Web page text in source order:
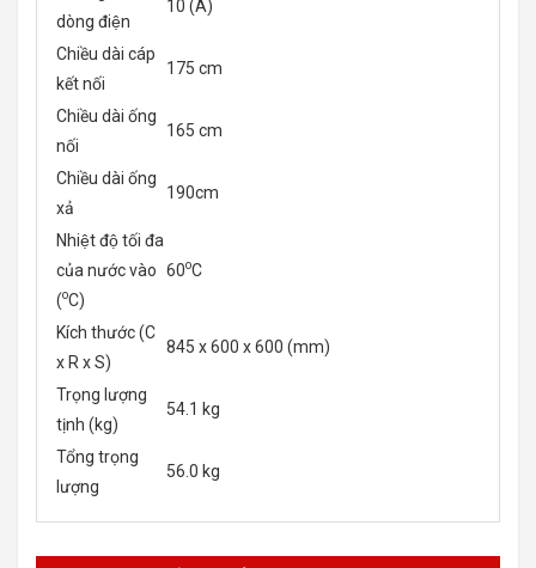
dòng điện
10 (A)
Chiều dài cáp
kết nối
175 cm
Chiều dài ống
nối
165 cm
Chiều dài ống
xả
190cm
Nhiệt độ tối đa
của nước vào
(oC)
60oC
Kích thước (C
x R x S)
845 x 600 x 600 (mm)
Trọng lượng
tịnh (kg)
54.1 kg
Tổng trọng
lượng
56.0 kg